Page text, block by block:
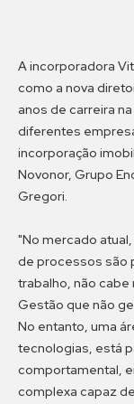
A incorporadora
como a nova
anos de carreira
diferentes
incorporação
Novonor, Grupo
Gregori.
"No mercado
de processos são
trabalho, não cabe
Gestão que não
No entanto, uma
tecnologias, está
comportamental,
complexa capaz